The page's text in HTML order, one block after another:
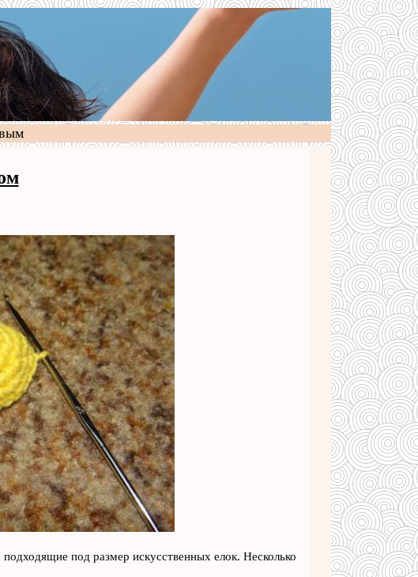
под размер искусственных елок. Несколько